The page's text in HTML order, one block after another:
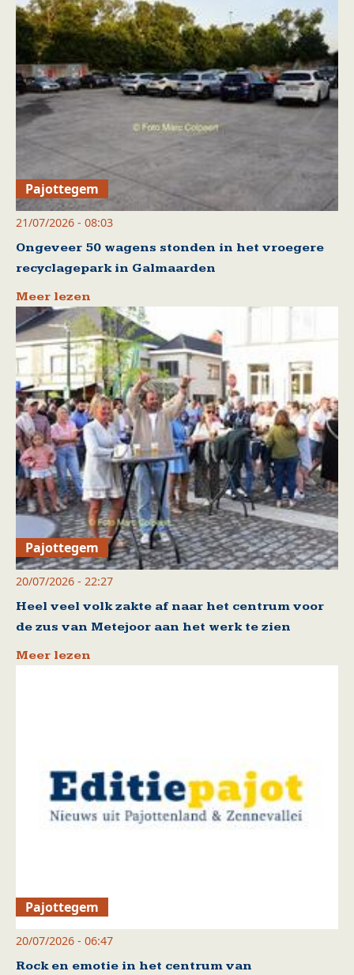
Pajottegem
21/07/2026 - 08:03
Ongeveer 50 wagens stonden in het vroegere
recyclagepark in Galmaarden
Meer lezen
Pajottegem
20/07/2026 - 22:27
Heel veel volk zakte af naar het centrum voor
de zus van Metejoor aan het werk te zien
Meer lezen
Pajottegem
20/07/2026 - 06:47
Rock en emotie in het centrum van